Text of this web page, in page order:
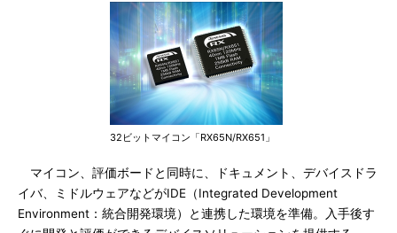
32ビットマイコン「RX65N/RX651」
マイコン、評価ボードと同時に、ドキュメント、デバイスドラ
イバ、ミドルウェアなどがIDE（Integrated Development
Environment：統合開発環境）と連携した環境を準備。入手後す